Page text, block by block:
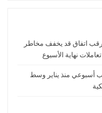
اتفاق قد يخفف مخاطر
نهاية الأسبوع
أسبوعي منذ يناير وسط